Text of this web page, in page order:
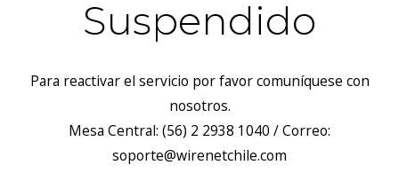
Suspendido
Para reactivar el servicio por favor comuníquese con
nosotros.
Mesa Central: (56) 2 2938 1040 / Correo:
soporte@wirenetchile.com